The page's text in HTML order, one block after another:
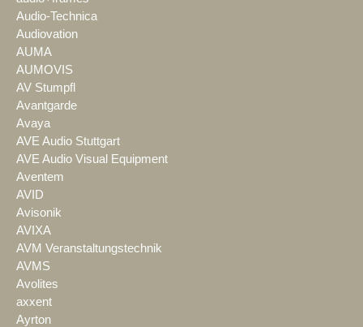
Audio-Technica
Audiovation
AUMA
AUMOVIS
AV Stumpfl
Avantgarde
Avaya
AVE Audio Stuttgart
AVE Audio Visual Equipment
Aventem
AVID
Avisonik
AVIXA
AVM Veranstaltungstechnik
AVMS
Avolites
axxent
Ayrton